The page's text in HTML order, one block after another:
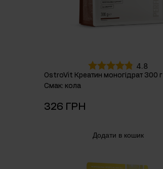
4.8
OstroVit Креатин моногідрат 300 г
Смак: кола
326 ГРН
Додати в кошик